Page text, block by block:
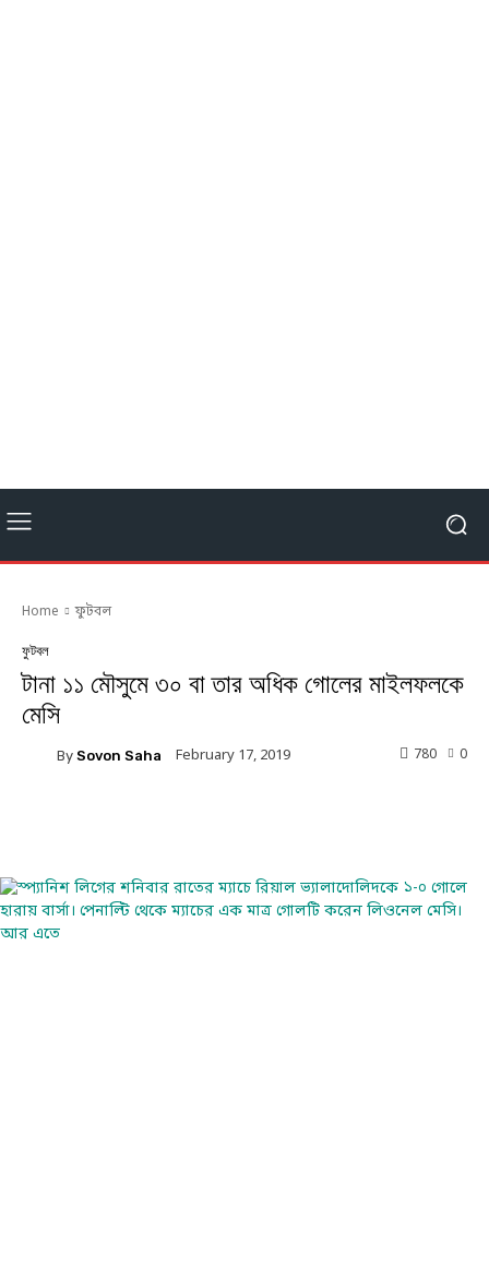
Home ফুটবল
ফুটবল
টানা ১১ মৌসুমে ৩০ বা তার অধিক গোলের মাইলফলকে
মেসি
By Sovon Saha February 17, 2019 0
780